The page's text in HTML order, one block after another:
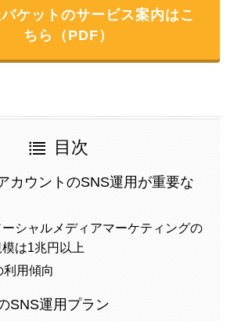
ケットのサービス案内はこ
ちら（PDF）
目次
カウントのSNS運用が重要な
ーシャルメディアマーケティングの
は1兆円以上
用傾向
SNS運用プラン